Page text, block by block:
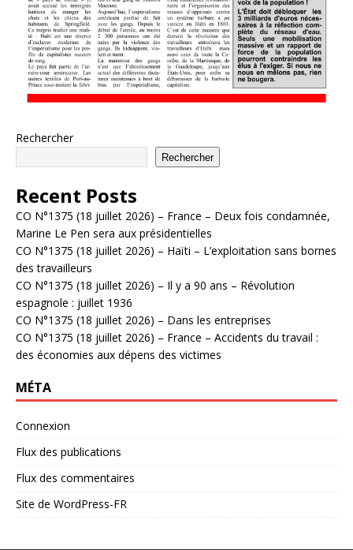
Rechercher
Rechercher
Recent Posts
CO N°1375 (18 juillet 2026) – France – Deux fois condamnée,
Marine Le Pen sera aux présidentielles
CO N°1375 (18 juillet 2026) – Haïti – L’exploitation sans bornes
des travailleurs
CO N°1375 (18 juillet 2026) – Il y a 90 ans – Révolution
espagnole : juillet 1936
CO N°1375 (18 juillet 2026) – Dans les entreprises
CO N°1375 (18 juillet 2026) – France – Accidents du travail :
des économies aux dépens des victimes
MÉTA
Connexion
Flux des publications
Flux des commentaires
Site de WordPress-FR